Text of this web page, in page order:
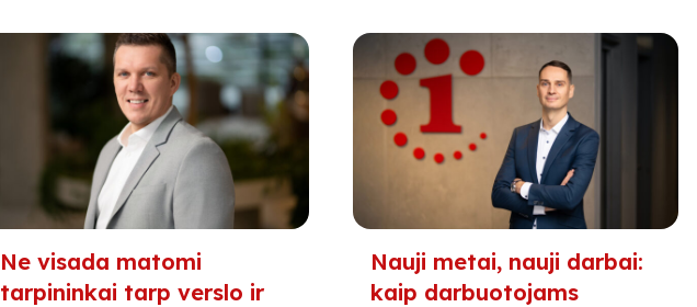
Ne visada matomi
tarpininkai tarp verslo ir
Nauji metai, nauji darbai:
kaip darbuotojams